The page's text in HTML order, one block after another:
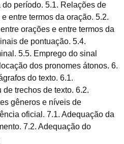
período. 5.1. Relações de
entre termos da oração. 5.2.
orações e entre termos da
de pontuação. 5.4.
5.5. Emprego do sinal
dos pronomes átonos. 6.
do texto. 6.1.
trechos de texto. 6.2.
gêneros e níveis de
oficial. 7.1. Adequação da
7.2. Adequação do